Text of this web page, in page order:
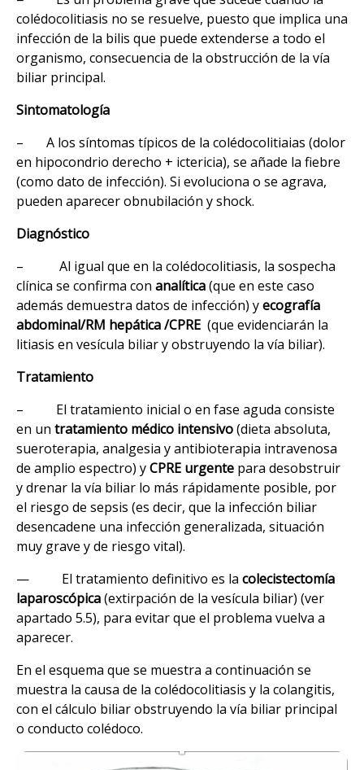
colédocolitiasis no se resuelve, puesto que implica una
infección de la bilis que puede extenderse a todo el
organismo, consecuencia de la obstrucción de la vía
biliar principal.
Sintomatología
– A los síntomas típicos de la colédocolitiaias (dolor
en hipocondrio derecho + ictericia), se añade la fiebre
(como dato de infección). Si evoluciona o se agrava,
pueden aparecer obnubilación y shock.
Diagnóstico
– Al igual que en la colédocolitiasis, la sospecha
clínica se confirma con analítica(que en este caso
además demuestra datos de infección) yecografía
abdominal/RM hepática /CPRE (que evidenciarán la
litiasis en vesícula biliar y obstruyendo la vía biliar).
Tratamiento
– El tratamiento inicial o en fase aguda consiste
en un tratamiento médico intensivo(dieta absoluta,
sueroterapia, analgesia y antibioterapia intravenosa
de amplio espectro) yCPRE urgente para desobstruir
y drenar la vía biliar lo más rápidamente posible, por
el riesgo de sepsis (es decir, que la infección biliar
desencadene una infección generalizada, situación
muy grave y de riesgo vital).
— El tratamiento definitivo es la colecistectomía
laparoscópica(extirpación de la vesícula biliar) (ver
apartado 5.5), para evitar que el problema vuelva a
aparecer.
En el esquema que se muestra a continuación se
muestra la causa de la colédocolitiasis y la colangitis,
con el cálculo biliar obstruyendo la vía biliar principal
o conducto colédoco.